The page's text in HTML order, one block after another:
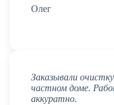
Олег
Заказывали
частном доме.
аккуратно.